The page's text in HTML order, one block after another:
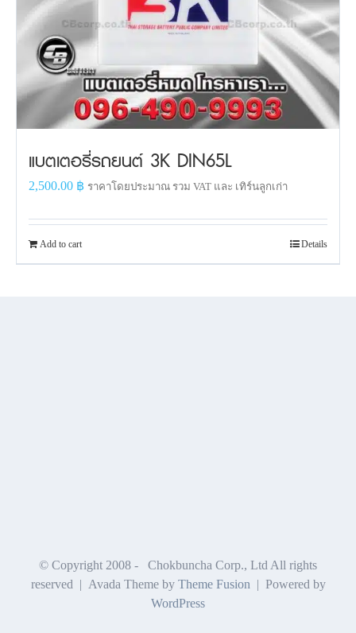
แบตเตอรี่รถยนต์ 3K DIN65L
2,500.00 ฿ ราคาโดยประมาณ รวม VAT และ เทิร์นลูกเก่า
Add to cart Details
© Copyright 2008 -
Chokbuncha Corp., Ltd All rights
reserved | Avada Theme by Theme Fusion | Powered by
WordPress